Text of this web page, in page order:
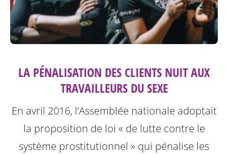
LA PÉNALISATION DES CLIENTS NUIT AUX
TRAVAILLEURS DU SEXE
En avril 2016, l’Assemblée nationale adoptait
la proposition de loi « de lutte contre le
système prostitutionnel » qui pénalise les